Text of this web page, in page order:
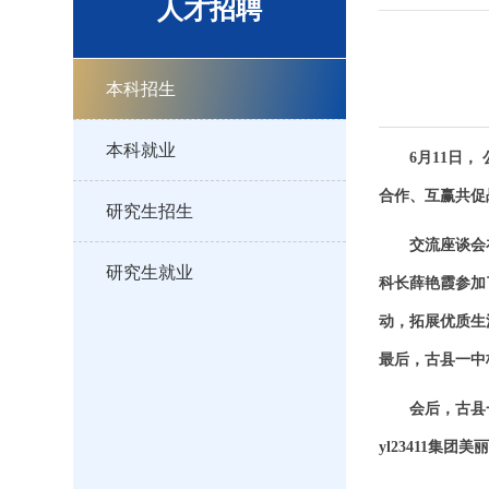
人才招聘
本科招生
本科就业
研究生招生
研究生就业
6月11日，
合作、互赢共
交流座谈
科长薛艳霞参
动，拓展优质
最后，古县一
会后，古
yl23411集团美